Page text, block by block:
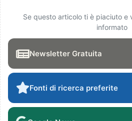
Se questo articolo ti è piaciuto e
informato
Newsletter Gratuita
Fonti di ricerca preferite